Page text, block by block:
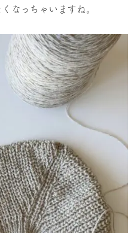
なっちゃいますね。